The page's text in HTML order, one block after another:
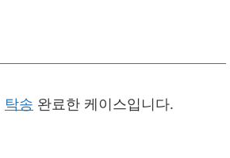
탁송 완료한 케이스입니다.